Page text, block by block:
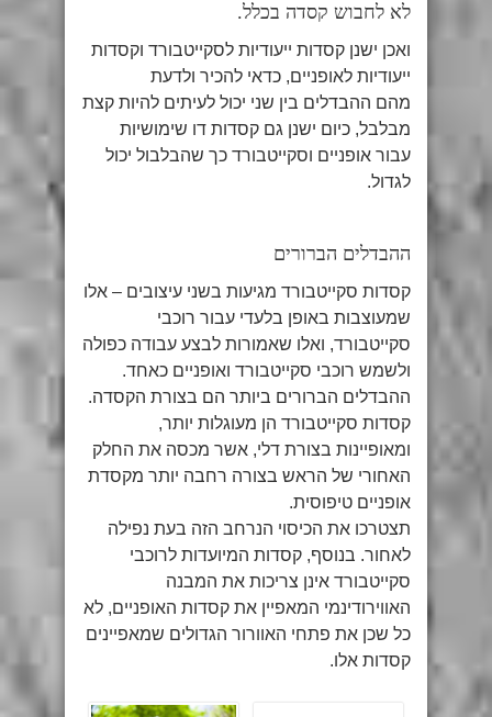
לא לחבוש קסדה בכלל.
ואכן ישנן קסדות ייעודיות לסקייטבורד וקסדות
ייעודיות לאופניים, כדאי להכיר ולדעת
מהם ההבדלים בין שני יכול לעיתים להיות קצת
מבלבל, כיום ישנן גם קסדות דו שימושיות
עבור אופניים וסקייטבורד כך שהבלבול יכול
לגדול.
ההבדלים הברורים
קסדות סקייטבורד מגיעות בשני עיצובים – אלו
שמעוצבות באופן בלעדי עבור רוכבי
סקייטבורד, ואלו שאמורות לבצע עבודה כפולה
ולשמש רוכבי סקייטבורד ואופניים כאחד.
ההבדלים הברורים ביותר הם בצורת הקסדה.
קסדות סקייטבורד הן מעוגלות יותר,
ומאופיינות בצורת דלי, אשר מכסה את החלק
האחורי של הראש בצורה רחבה יותר מקסדת
אופניים טיפוסית.
תצטרכו את הכיסוי הנרחב הזה בעת נפילה
לאחור. בנוסף, קסדות המיועדות לרוכבי
סקייטבורד אינן צריכות את המבנה
האווירודינמי המאפיין את קסדות האופניים, לא
כל שכן את פתחי האוורור הגדולים שמאפיינים
קסדות אלו.